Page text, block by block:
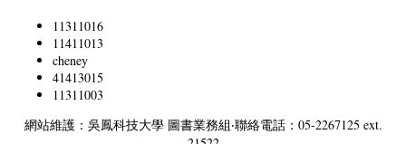
11311016
11411013
cheney
41413015
11311003
網站維護：吳鳳科技大學 圖書業務組‧聯絡電話：05-2267125 ext.